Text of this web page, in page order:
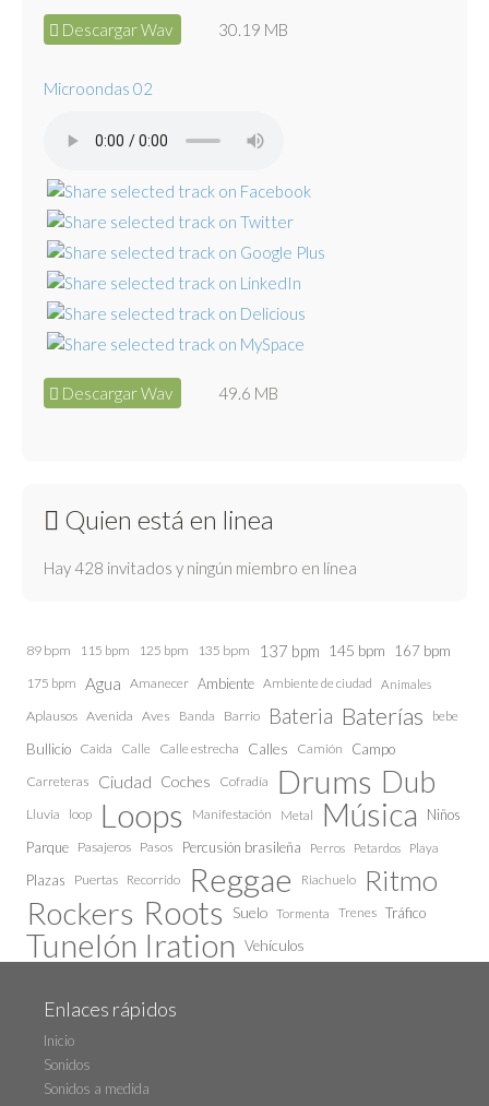
Descargar Wav 30.19 MB
Microondas 02
Descargar Wav 49.6 MB
Quien está en linea
Hay 428 invitados y ningún miembro en línea
89 bpm 115 bpm 125 bpm 135 bpm 137 bpm 145 bpm 167 bpm
175 bpm Agua Amanecer Ambiente Ambiente de ciudad Animales
Aplausos Avenida Aves Banda Barrio Bateria Baterías bebe
Bullicio Caida Calle Calle estrecha Calles Camión Campo
Carreteras Ciudad Coches Cofradía Drums Dub
Lluvia loop Loops Manifestación Metal Música
Niños
Parque Pasajeros Pasos Percusión brasileña Perros Petardos Playa
Plazas Puertas Recorrido Reggae Riachuelo Ritmo
Rockers Roots Suelo Tormenta Trenes Tráfico
Tunelón Iration Vehículos
Enlaces rápidos
Inicio
Sonidos
Sonidos a medida